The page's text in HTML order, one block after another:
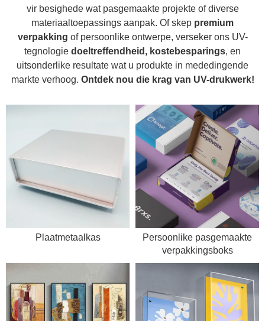
vir besighede wat pasgemaakte projekte of diverse
materiaaltoepassings aanpak. Of skep premium
verpakking of persoonlike ontwerpe, verseker ons UV-
tegnologie doeltreffendheid, kostebesparings, en
uitsonderlike resultate wat u produkte in mededingende
markte verhoog. Ontdek nou die krag van UV-drukwerk!
Plaatmetaalkas
Persoonlike pasgemaakte
verpakkingsboks